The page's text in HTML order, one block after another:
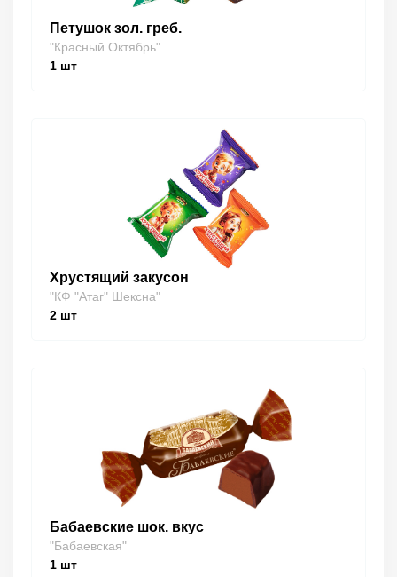
Петушок зол. греб.
"Красный Октябрь"
1 шт
Хрустящий закусон
"КФ "Атаг" Шексна"
2 шт
Бабаевские шок. вкус
"Бабаевская"
1 шт